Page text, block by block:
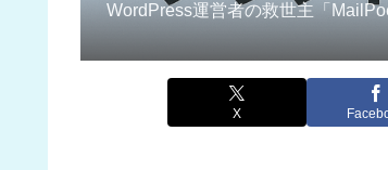
WordPress運営者の救世主「
X